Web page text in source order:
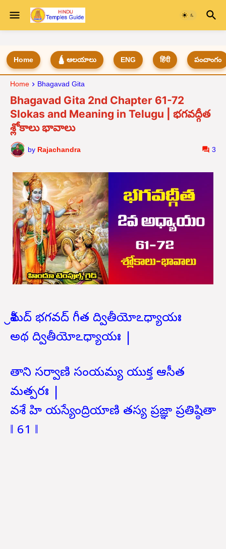
Home 🛕 ఆలయాలు ENG हिंदी పంచాంగం
Home Bhagavad Gita
Bhagavad Gita 2nd Chapter 61-72
Slokas and Meaning in Telugu | భగవద్గీత
శ్లోకాలు భావాలు
by Rajachandra 3
శ్రీమద్ భగవద్ గీత ద్వితీయోఽధ్యాయః
అథ ద్వితీయోఽధ్యాయః |
తాని సర్వాణి సంయమ్య యుక్త ఆసీత
మత్పరః |
వశే హి యస్యేంద్రియాణి తస్య ప్రజ్ఞా ప్రతిష్ఠితా
‖ 61 ‖